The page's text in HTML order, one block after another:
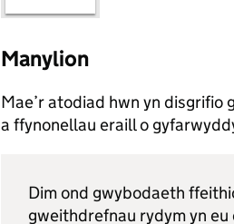
Manylion
Mae’r atodiad hwn yn disgrifio
a ffynonellau eraill o
Dim ond gwybodaeth
gweithdrefnau rydym yn eu